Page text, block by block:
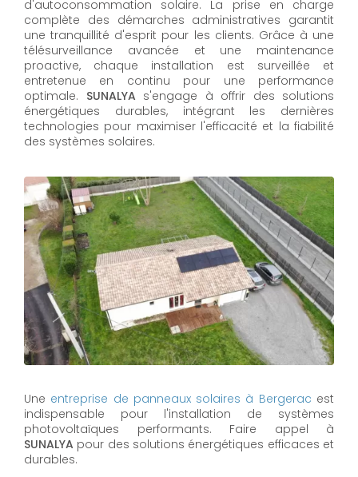
d'autoconsommation solaire. La prise en charge
complète des démarches administratives garantit
une tranquillité d'esprit pour les clients. Grâce à une
télésurveillance avancée et une maintenance
proactive, chaque installation est surveillée et
entretenue en continu pour une performance
optimale. SUNALYA s'engage à offrir des solutions
énergétiques durables, intégrant les dernières
technologies pour maximiser l'efficacité et la fiabilité
des systèmes solaires.
Une entreprise de panneaux solaires à Bergerac est
indispensable pour l'installation de systèmes
photovoltaïques performants. Faire appel à
SUNALYA pour des solutions énergétiques efficaces et
durables.